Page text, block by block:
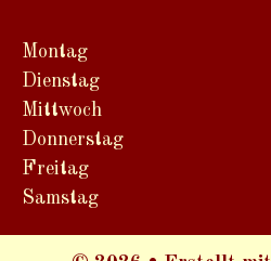
Montag
Dienstag
Mittwoch
Donnerstag
Freitag
Samstag